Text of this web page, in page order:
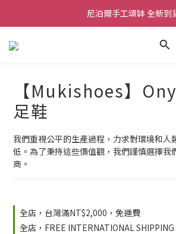
舒壓熱敷枕 全新到貨
尼泊爾手工頌缽 全新到
【Mukishoes】
足鞋
我們重視公平的生產過程，力求對環境和人
低。為了秉持這些價值觀，我們謹慎選擇我
商。
全店，台灣滿NT$2,000，免運費
全店，FREE INTERNATIONAL SHIPPING